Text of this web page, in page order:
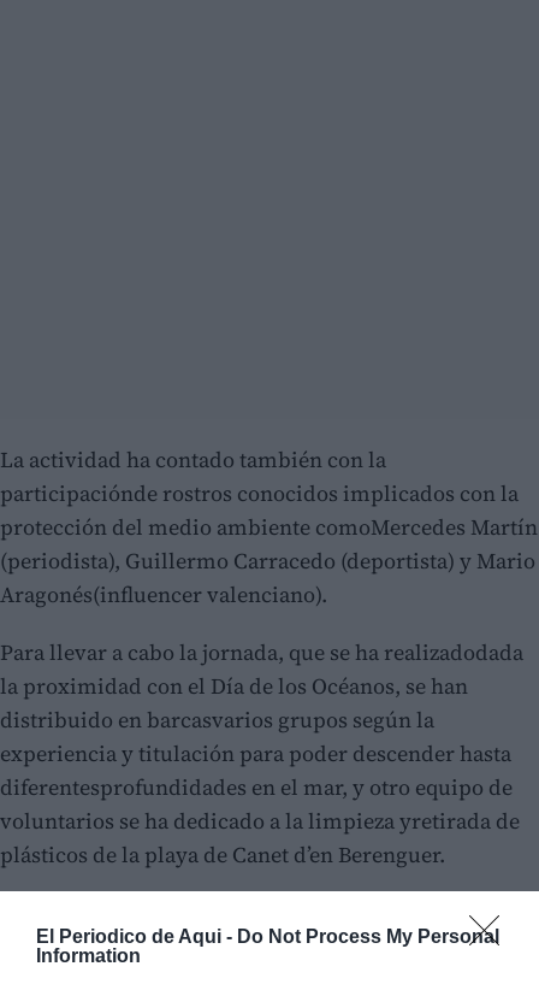
El Periodico de Aqui - Do Not Process My Personal
Information
La actividad ha contado también con la
participaciónde rostros conocidos implicados con la
protección del medio ambiente comoMercedes Martín
(periodista), Guillermo Carracedo (deportista) y Mario
Aragonés(influencer valenciano).
Para llevar a cabo la jornada, que se ha realizadodada
la proximidad con el Día de los Océanos, se han
distribuido en barcasvarios grupos según la
experiencia y titulación para poder descender hasta
diferentesprofundidades en el mar, y otro equipo de
voluntarios se ha dedicado a la limpieza yretirada de
plásticos de la playa de Canet d’en Berenguer.